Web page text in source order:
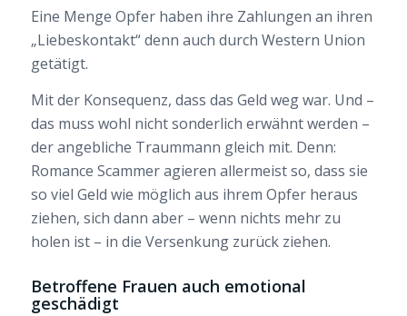
Eine Menge Opfer haben ihre Zahlungen an ihren
„Liebeskontakt“ denn auch durch Western Union
getätigt.
Mit der Konsequenz, dass das Geld weg war. Und –
das muss wohl nicht sonderlich erwähnt werden –
der angebliche Traummann gleich mit. Denn:
Romance Scammer agieren allermeist so, dass sie
so viel Geld wie möglich aus ihrem Opfer heraus
ziehen, sich dann aber – wenn nichts mehr zu
holen ist – in die Versenkung zurück ziehen.
Betroffene Frauen auch emotional
geschädigt